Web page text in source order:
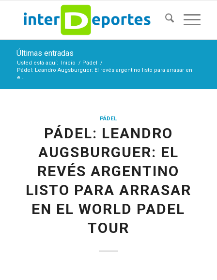
Últimas entradas
Usted está aquí: Inicio / Pádel /
Pádel: Leandro Augsburguer: El revés argentino listo para arrasar en
e...
PÁDEL
PÁDEL: LEANDRO
AUGSBURGUER: EL
REVÉS ARGENTINO
LISTO PARA ARRASAR
EN EL WORLD PADEL
TOUR